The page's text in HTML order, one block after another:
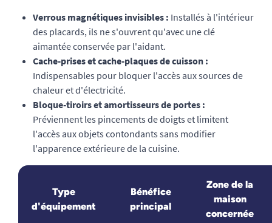
Verrous magnétiques invisibles : Installés à l'intérieur
des placards, ils ne s'ouvrent qu'avec une clé
aimantée conservée par l'aidant.
Cache-prises et cache-plaques de cuisson :
Indispensables pour bloquer l'accès aux sources de
chaleur et d'électricité.
Bloque-tiroirs et amortisseurs de portes :
Préviennent les pincements de doigts et limitent
l'accès aux objets contondants sans modifier
l'apparence extérieure de la cuisine.
Type
d'équipement
Bénéfice
principal
Zone de la
maison
concernée